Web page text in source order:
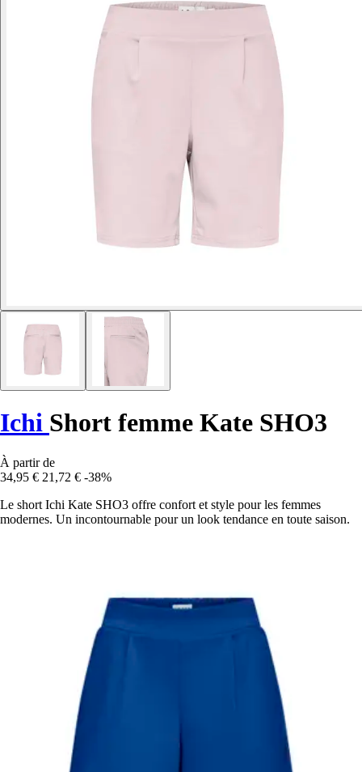
Ichi Short femme Kate SHO3
À partir de
34,95 € 21,72 € -38%
Le short Ichi Kate SHO3 offre confort et style pour les femmes
modernes. Un incontournable pour un look tendance en toute saison.